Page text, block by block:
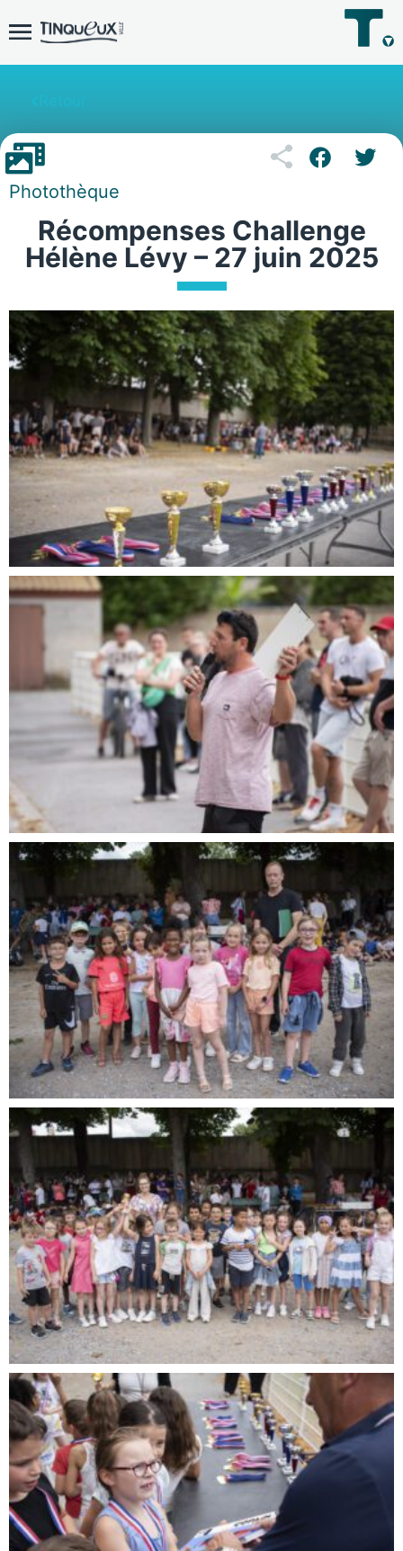
Photothèque
Récompenses Challenge
Hélène Lévy – 27 juin 2025